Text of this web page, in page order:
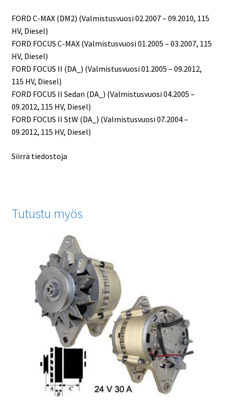
FORD C-MAX (DM2) (Valmistusvuosi 02.2007 – 09.2010, 115
HV, Diesel)
FORD FOCUS C-MAX (Valmistusvuosi 01.2005 – 03.2007, 115
HV, Diesel)
FORD FOCUS II (DA_) (Valmistusvuosi 01.2005 – 09.2012,
115 HV, Diesel)
FORD FOCUS II Sedan (DA_) (Valmistusvuosi 04.2005 –
09.2012, 115 HV, Diesel)
FORD FOCUS II StW (DA_) (Valmistusvuosi 07.2004 –
09.2012, 115 HV, Diesel)
Siirrä tiedostoja
Tutustu myös